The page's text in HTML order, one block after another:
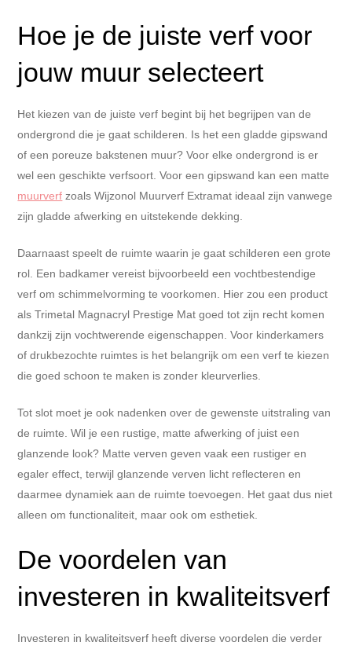
Hoe je de juiste verf voor
jouw muur selecteert
Het kiezen van de juiste verf begint bij het begrijpen van de
ondergrond die je gaat schilderen. Is het een gladde gipswand
of een poreuze bakstenen muur? Voor elke ondergrond is er
wel een geschikte verfsoort. Voor een gipswand kan een matte
muurverf zoals Wijzonol Muurverf Extramat ideaal zijn vanwege
zijn gladde afwerking en uitstekende dekking.
Daarnaast speelt de ruimte waarin je gaat schilderen een grote
rol. Een badkamer vereist bijvoorbeeld een vochtbestendige
verf om schimmelvorming te voorkomen. Hier zou een product
als Trimetal Magnacryl Prestige Mat goed tot zijn recht komen
dankzij zijn vochtwerende eigenschappen. Voor kinderkamers
of drukbezochte ruimtes is het belangrijk om een verf te kiezen
die goed schoon te maken is zonder kleurverlies.
Tot slot moet je ook nadenken over de gewenste uitstraling van
de ruimte. Wil je een rustige, matte afwerking of juist een
glanzende look? Matte verven geven vaak een rustiger en
egaler effect, terwijl glanzende verven licht reflecteren en
daarmee dynamiek aan de ruimte toevoegen. Het gaat dus niet
alleen om functionaliteit, maar ook om esthetiek.
De voordelen van
investeren in kwaliteitsverf
Investeren in kwaliteitsverf heeft diverse voordelen die verder